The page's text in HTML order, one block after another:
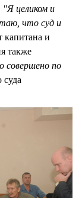
"Я целиком и
что суд и
капитана и
также
совершено по